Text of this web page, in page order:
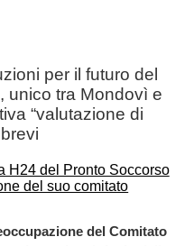
per il futuro del
unico tra Mondovì e
“valutazione di
del Comitato